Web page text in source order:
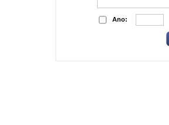
Ano: